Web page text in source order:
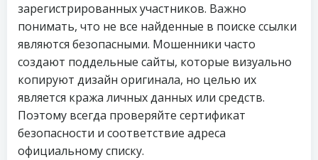
зарегистрированных участников. Важно
понимать, что не все найденные в поиске ссылки
являются безопасными. Мошенники часто
создают поддельные сайты, которые визуально
копируют дизайн оригинала, но целью их
является кража личных данных или средств.
Поэтому всегда проверяйте сертификат
безопасности и соответствие адреса
официальному списку.